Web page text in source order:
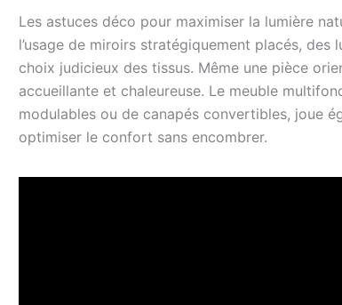
Les astuces déco pour maximiser la lumière
l’usage de miroirs stratégiquement placés, des
choix judicieux des tissus. Même une pièce
accueillante et chaleureuse. Le meuble
modulables ou de canapés convertibles, joue
optimiser le confort sans encombrer.